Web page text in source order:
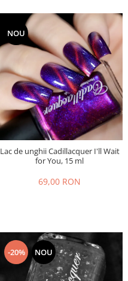
NOU
Lac de unghii Cadillacquer I'll Wait
for You, 15 ml
69,00 RON
-20% NOU